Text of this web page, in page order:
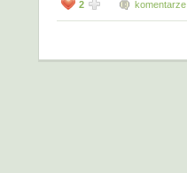
2 komentarze